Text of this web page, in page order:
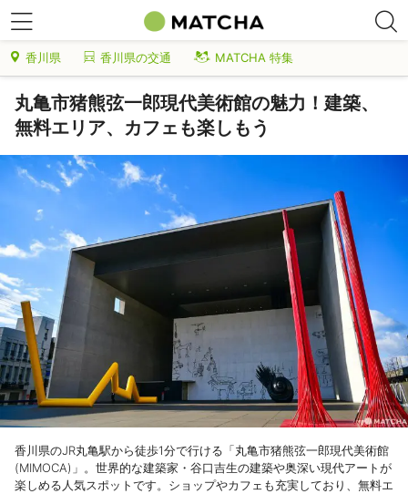
香川県 香川県の交通 MATCHA 特集
丸亀市猪熊弦一郎現代美術館の魅力！建築、
無料エリア、カフェも楽しもう
香川県のJR丸亀駅から徒歩1分で行ける「丸亀市猪熊弦一郎現代美術館
(MIMOCA)」。世界的な建築家・谷口吉生の建築や奥深い現代アートが
楽しめる人気スポットです。ショップやカフェも充実しており、無料エ